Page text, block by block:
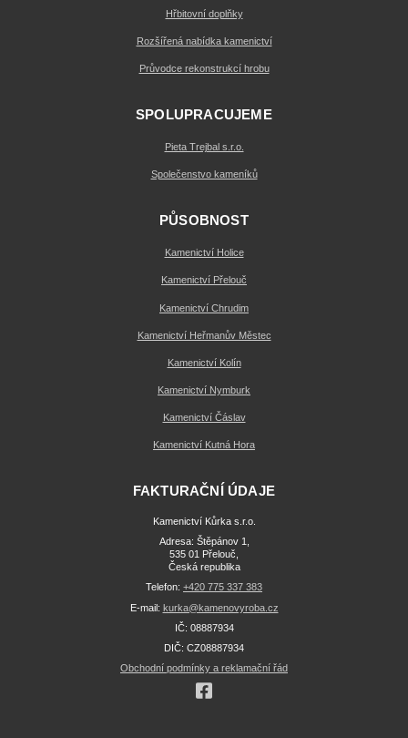
Hřbitovní doplňky
Rozšířená nabídka kamenictví
Průvodce rekonstrukcí hrobu
SPOLUPRACUJEME
Pieta Trejbal s.r.o.
Společenstvo kameníků
PŮSOBNOST
Kamenictví Holice
Kamenictví Přelouč
Kamenictví Chrudim
Kamenictví Heřmanův Městec
Kamenictví Kolín
Kamenictví Nymburk
Kamenictví Čáslav
Kamenictví Kutná Hora
FAKTURAČNÍ ÚDAJE
Kamenictví Kůrka s.r.o.
Adresa: Štěpánov 1,
535 01 Přelouč,
Česká republika
Telefon: +420 775 337 383
E-mail: kurka@kamenovyroba.cz
IČ: 08887934
DIČ: CZ08887934
Obchodní podmínky a reklamační řád